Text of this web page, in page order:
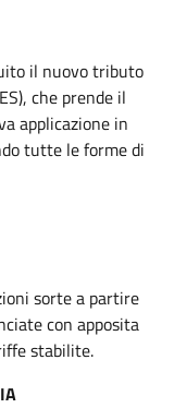
il nuovo tributo
che prende il
applicazione in
tutte le forme di
sorte a partire
con apposita
stabilite.